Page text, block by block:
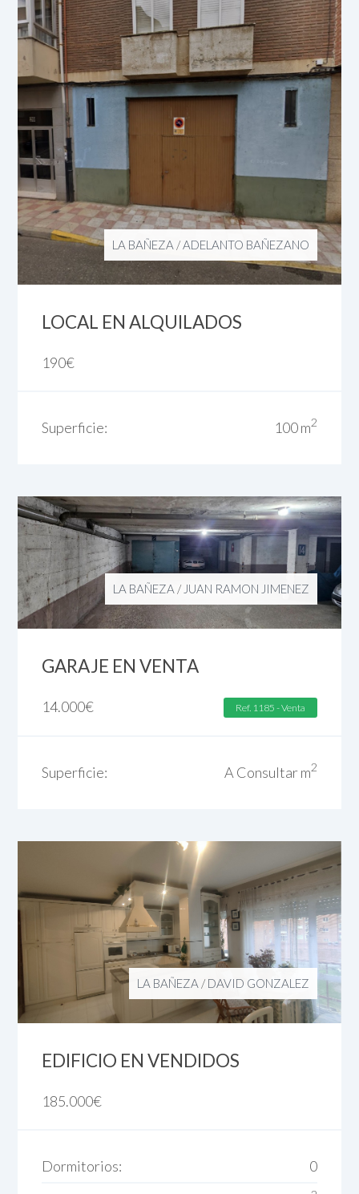
LA BAÑEZA /ADELANTO BAÑEZANO
LOCAL EN ALQUILADOS
190€
Superficie: 100 m2
LA BAÑEZA / JUAN RAMON JIMENEZ
GARAJE EN VENTA
14.000€ Ref. 1185 - Venta
Superficie: A Consultar m2
LA BAÑEZA /DAVID GONZALEZ
EDIFICIO EN VENDIDOS
185.000€
Dormitorios:
0